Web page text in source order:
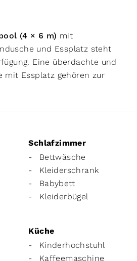
(4 × 6 m) mit
und Essplatz steht
Eine überdachte und
mit Essplatz gehören zur
Schlafzimmer
Bettwäsche
Kleiderschrank
Babybett
Kleiderbügel
Küche
Kinderhochstuhl
Kaffeemaschine